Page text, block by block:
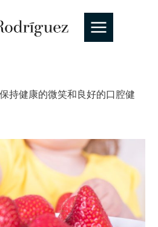
持健康的微笑和良好的口腔健